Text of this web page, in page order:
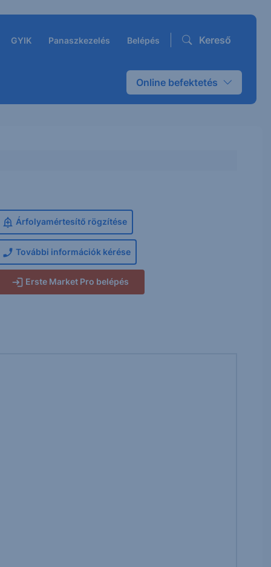
GYIK Panaszkezelés Belépés Kereső
Online befektetés
Árfolyamértesítő rögzítése
További információk kérése
Erste Market Pro belépés